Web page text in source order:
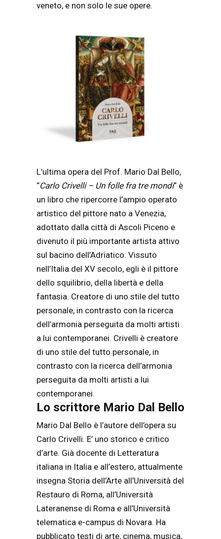
veneto, e non solo le sue opere.
L’ultima opera del Prof. Mario Dal Bello,
“Carlo Crivelli – Un folle fra tre mondi“ è
un libro che ripercorre l’ampio operato
artistico del pittore nato a Venezia,
adottato dalla città di Ascoli Piceno e
divenuto il più importante artista attivo
sul bacino dell’Adriatico. Vissuto
nell’Italia del XV secolo, egli è il pittore
dello squilibrio, della libertà e della
fantasia. Creatore di uno stile del tutto
personale, in contrasto con la ricerca
dell’armonia perseguita da molti artisti
a lui contemporanei. Crivelli è creatore
di uno stile del tutto personale, in
contrasto con la ricerca dell’armonia
perseguita da molti artisti a lui
contemporanei.
Lo scrittore Mario Dal Bello
Mario Dal Bello è l’autore dell’opera su
Carlo Crivelli. E’ uno storico e critico
d’arte. Già docente di Letteratura
italiana in Italia e all’estero, attualmente
insegna Storia dell’Arte all’Università del
Restauro di Roma, all’Università
Lateranense di Roma e all’Università
telematica e-campus di Novara. Ha
pubblicato testi di arte, cinema, musica,